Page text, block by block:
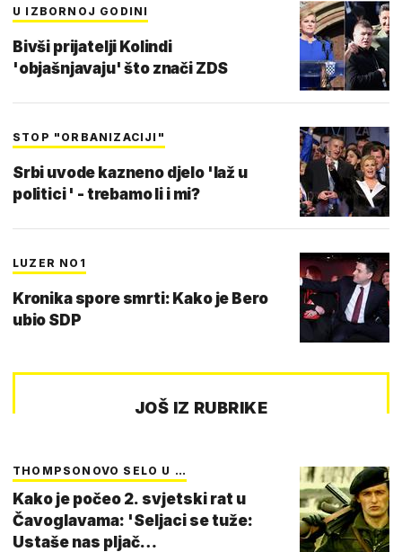
U IZBORNOJ GODINI
Bivši prijatelji Kolindi
'objašnjavaju' što znači ZDS
STOP "ORBANIZACIJI"
Srbi uvode kazneno djelo 'laž u
politici ' - trebamo li i mi?
LUZER NO1
Kronika spore smrti: Kako je Bero
ubio SDP
JOŠ IZ RUBRIKE
THOMPSONOVO SELO U …
Kako je počeo 2. svjetski rat u
Čavoglavama: 'Seljaci se tuže:
Ustaše nas pljač…